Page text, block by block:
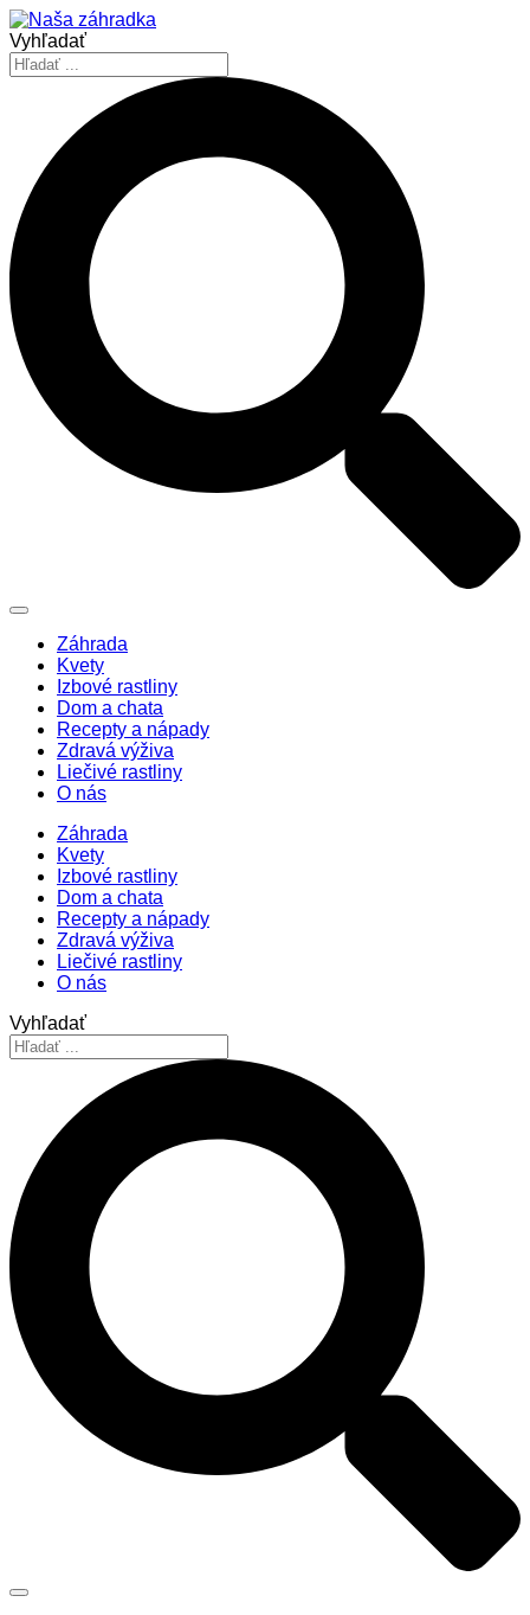
Vyhľadať
Záhrada
Kvety
Izbové rastliny
Dom a chata
Recepty a nápady
Zdravá výživa
Liečivé rastliny
O nás
Záhrada
Kvety
Izbové rastliny
Dom a chata
Recepty a nápady
Zdravá výživa
Liečivé rastliny
O nás
Vyhľadať